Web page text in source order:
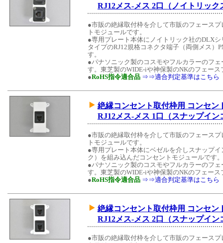
RJ12メス-メス 2口（ノイトリッ
●市販の絶縁取付枠を介して市販のフェース
トモジュールです。
●専用プレート本体にノイトリック社のDLX
タイプのRJ12規格コネクタ端子（両側メス）
す。
●パナソニック製のコスモやフルカラーのフ
す。東芝製のWIDE-iや神保製のNKのフェー
●RoHS指令適合品 ⇒⇒適合判定基準はこちら
絶縁コンセント取付枠用 コンセ
RJ12メス-メス 1口（スナップイン
●市販の絶縁取付枠を介して市販のフェース
トモジュールです。
●専用プレート本体にベゼルを介しスナップ
ク）を組み込んだコンセントモジュールです
●パナソニック製のコスモやフルカラーのフ
す。東芝製のWIDE-iや神保製のNKのフェー
●RoHS指令適合品 ⇒⇒適合判定基準はこちら
絶縁コンセント取付枠用 コンセ
RJ12メス-メス 2口（スナップイン
●市販の絶縁取付枠を介して市販のフェース